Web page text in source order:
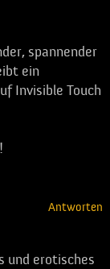
spannender
ein
Invisible Touch
Antworten
und erotisches